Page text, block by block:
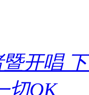
开唱
切OK